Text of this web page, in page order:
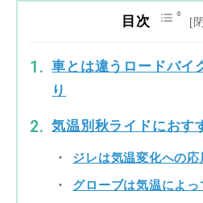
目次
車とは違うロードバイ
り
気温別秋ライドにおす
ジレは気温変化への応
グローブは気温によっ